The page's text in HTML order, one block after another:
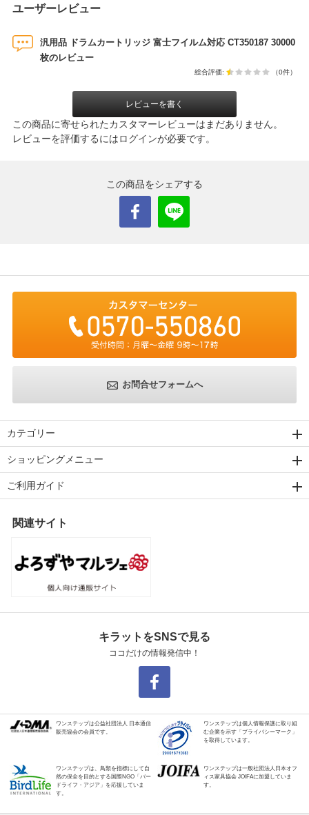
ユーザーレビュー
汎用品 ドラムカートリッジ 富士フイルム対応 CT350187 30000
枚のレビュー
総合評価: （0件）
レビューを書く
この商品に寄せられたカスタマーレビューはまだありません。
レビューを評価するにはログインが必要です。
この商品をシェアする
お問合せフォームへ
カテゴリー
ショッピングメニュー
ご利用ガイド
関連サイト
キラットをSNSで見る
ココだけの情報発信中！
ワンステップは公益社団法人 日本通信
販売協会の会員です。
ワンステップは個人情報保護に取り組
む企業を示す「プライバシーマーク」
を取得しています。
ワンステップは、鳥類を指標にして自
然の保全を目的とする国際NGO「バー
ドライフ・アジア」を応援していま
す。
ワンステップは一般社団法人日本オフ
ィス家具協会 JOIFAに加盟していま
す。